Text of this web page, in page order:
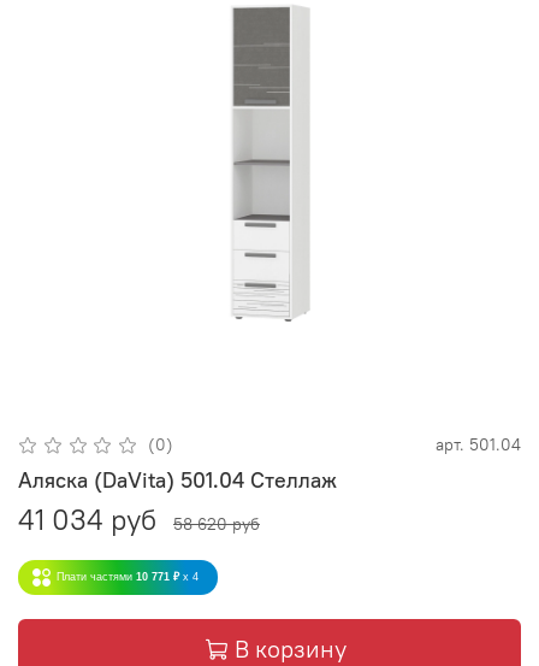
(0) арт. 501.04
Аляска (DaVita) 501.04 Стеллаж
41 034 руб 58 620 руб
Плати частями 10 771 ₽ x 4
В корзину